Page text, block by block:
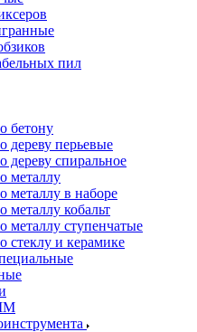
пил
бетону
дереву перьевые
дереву спиральное
металлу
металлу в наборе
металлу кобальт
металлу ступенчатые
стеклу и керамике